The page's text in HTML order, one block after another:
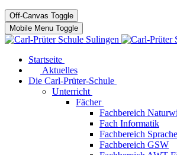
Off-Canvas Toggle
Mobile Menu Toggle
Startseite
Aktuelles
Die Carl-Prüter-Schule
Unterricht
Fächer
Fachbereich
Fach Informatik
Fachbereich
Fachbereich GSW